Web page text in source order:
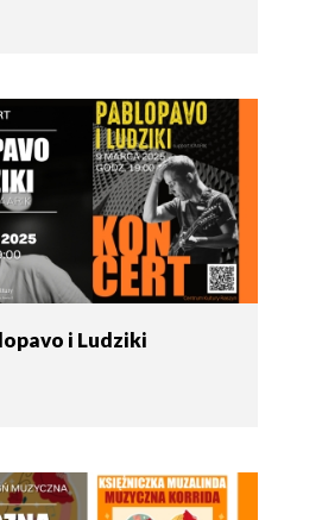
i Ludziki